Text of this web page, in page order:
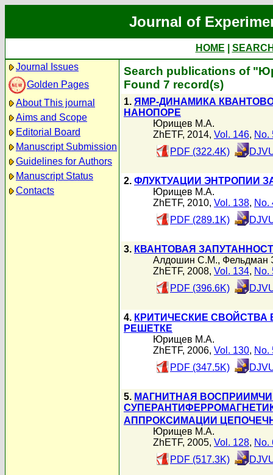
Journal of
HOME
Journal Issues
Golden Pages
About This journal
Aims and Scope
Editorial Board
Manuscript Submission
Guidelines for Authors
Manuscript Status
Contacts
Search publications of
Found 7 record(s)
1. ЯМР-ДИНАМИКА
НАНОПОРЕ
Юрищев М.А.
ZhETF, 2014, Vol. 146, No.
PDF (322.4K)
2. ФЛУКТУАЦИИ ЭНТРОПИИ
Юрищев М.А.
ZhETF, 2010, Vol. 138, No.
PDF (289.1K)
3. КВАНТОВАЯ
Алдошин С.М., Фельдман
ZhETF, 2008, Vol. 134, No.
PDF (396.6K)
4. КРИТИЧЕСКИЕ
РЕШЕТКЕ
Юрищев М.А.
ZhETF, 2006, Vol. 130, No.
PDF (347.5K)
5. МАГНИТНАЯ
АППРОКСИМАЦИИ
Юрищев М.А.
ZhETF, 2005, Vol. 128, No.
PDF (517.3K)